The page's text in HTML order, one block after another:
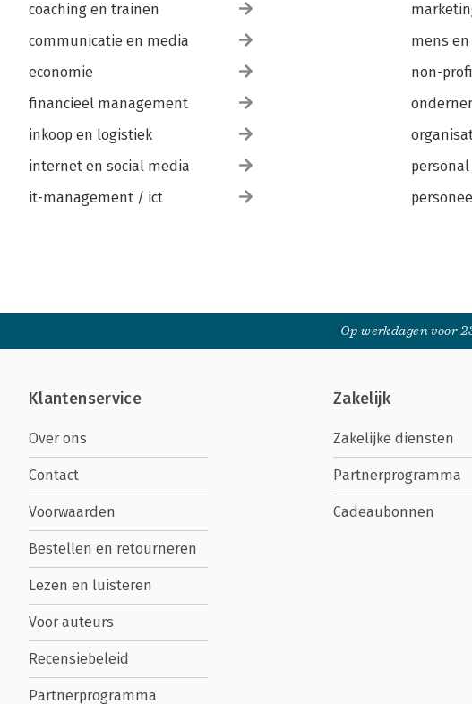
coaching en trainen
communicatie en media
economie
financieel management
inkoop en logistiek
internet en social media
it-management / ict
mens
non-
Op werkdagen voor
Klantenservice
Over ons
Contact
Voorwaarden
Bestellen en retourneren
Lezen en luisteren
Voor auteurs
Recensiebeleid
Partnerprogramma
Zakelijk
Zakelijke diensten
Partnerprogramma
Cadeaubonnen